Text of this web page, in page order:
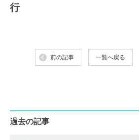
行
前の記事 一覧へ戻る
過去の記事